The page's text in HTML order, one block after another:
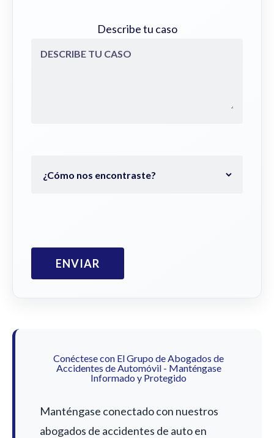
Describe tu caso
Conéctese con El Grupo de Abogados de
Accidentes de Automóvil - Manténgase
Informado y Protegido
Manténgase conectado con nuestros
abogados de accidentes de auto en